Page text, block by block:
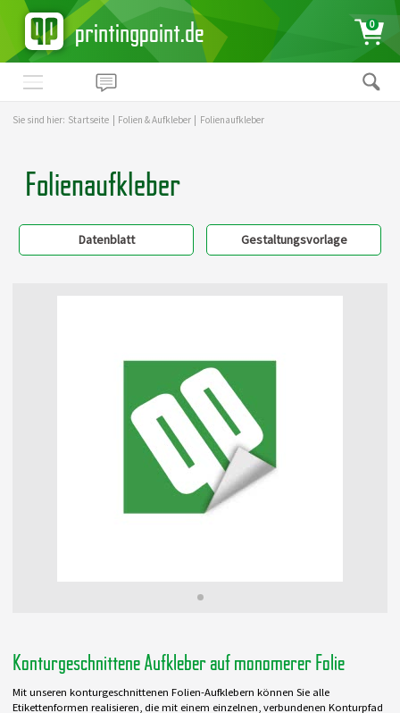
printingpoint.de 0
Sie sind hier: Startseite Folien & Aufkleber Folienaufkleber
Folienaufkleber
Datenblatt Gestaltungsvorlage
Konturgeschnittene Aufkleber auf monomerer Folie
Mit unseren konturgeschnittenen Folien-Aufklebern können Sie alle
Etikettenformen realisieren, die mit einem einzelnen, verbundenen Konturpfad